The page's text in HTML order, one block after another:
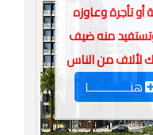
تأجرة وعاوزه
منه ضيف
لألاف من الناس
هنـــــــــــــا